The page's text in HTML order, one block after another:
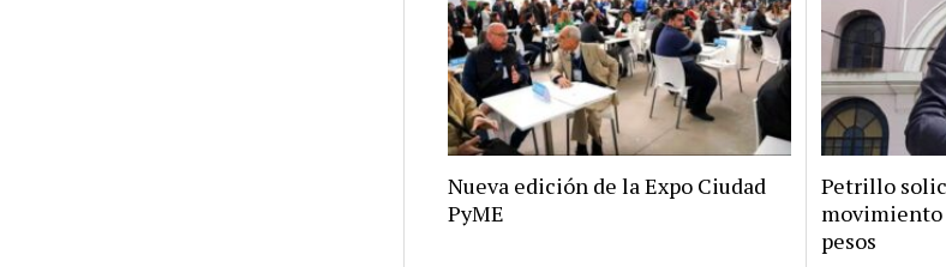
Nueva edición de la Expo Ciudad
PyME
Petrillo
pesos